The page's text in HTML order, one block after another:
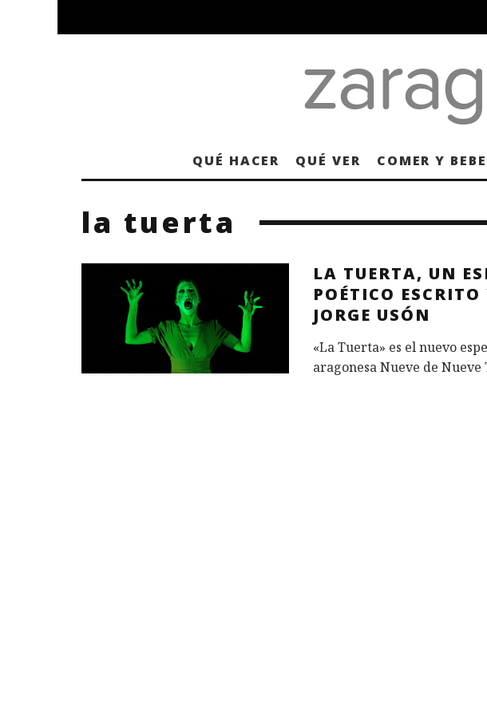
QUÉ HACER QUÉ VER COMER Y
la tuerta
LA TUERTA, UN
POÉTICO
JORGE USÓN
«La Tuerta» es el nuevo
aragonesa Nueve de